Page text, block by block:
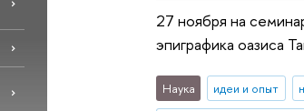
27 ноября на
эпиграфика оазиса
Наука идеи и опыт